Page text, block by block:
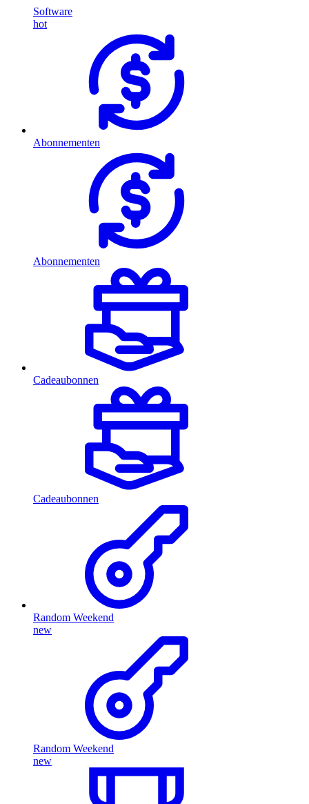
Software
hot
Abonnementen
Abonnementen
Cadeaubonnen
Cadeaubonnen
Random Weekend
new
Random Weekend
new